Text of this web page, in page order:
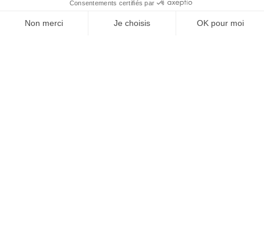
Consentements certifiés par
Non merci Je choisis OK pour moi